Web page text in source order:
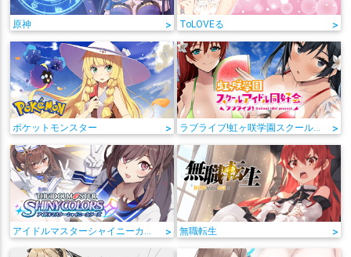
原神 > ToLOVEる >
ポケットモンスター > >
> 無職転生 >